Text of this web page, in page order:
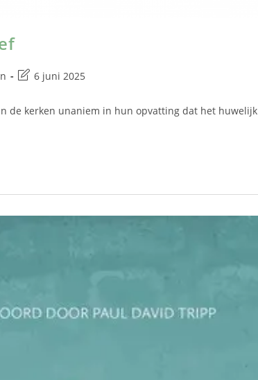
6 juni 2025
de kerken unaniem in hun opvatting dat het huwelijk